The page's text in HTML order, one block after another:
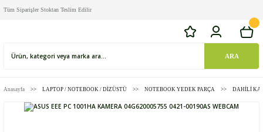
Tüm Siparişler Stoktan Teslim Edilir
ARA
Anasayfa LAPTOP / NOTEBOOK / DİZÜSTÜ NOTEBOOK YEDEK PARÇA DAHİLİ